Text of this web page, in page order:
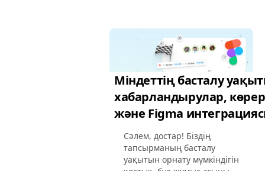
сәйкес баптау мүмкіндігін...
Міндеттің басталу
хабарландырулар,
және Figma
Сәлем, достар! Біздің
тапсырманың басталу
уақытын орнату мүмкіндігін